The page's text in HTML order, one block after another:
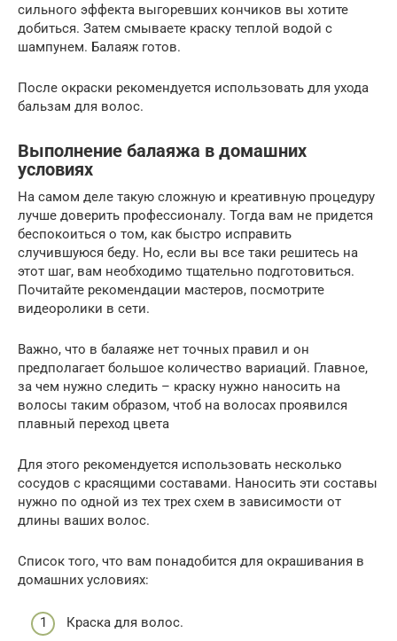
сильного эффекта выгоревших кончиков вы хотите
добиться. Затем смываете краску теплой водой с
шампунем. Балаяж готов.
После окраски рекомендуется использовать для ухода
бальзам для волос.
Выполнение балаяжа в домашних
условиях
На самом деле такую сложную и креативную процедуру
лучше доверить профессионалу. Тогда вам не придется
беспокоиться о том, как быстро исправить
случившуюся беду. Но, если вы все таки решитесь на
этот шаг, вам необходимо тщательно подготовиться.
Почитайте рекомендации мастеров, посмотрите
видеоролики в сети.
Важно, что в балаяже нет точных правил и он
предполагает большое количество вариаций. Главное,
за чем нужно следить – краску нужно наносить на
волосы таким образом, чтоб на волосах проявился
плавный переход цвета
Для этого рекомендуется использовать несколько
сосудов с красящими составами. Наносить эти составы
нужно по одной из тех трех схем в зависимости от
длины ваших волос.
Список того, что вам понадобится для окрашивания в
домашних условиях:
Краска для волос.